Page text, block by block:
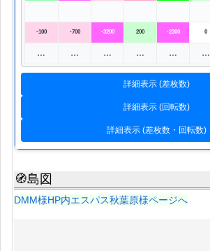
-100 -700 -3200 200 -2300 0
… … … … … …
詳細表示 (差枚数)
詳細表示 (回転数)
詳細表示 (差枚数・回転数)
🧭島図
DMM様HP内エスパス秋葉原様ページへ